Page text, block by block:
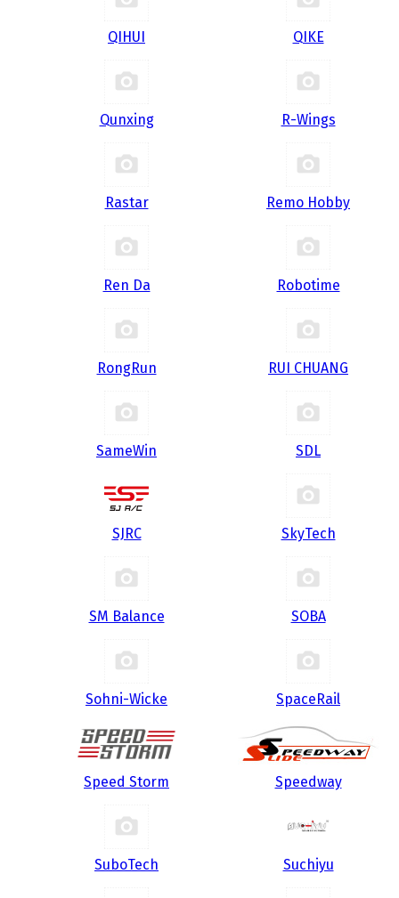
QIHUI QIKE
Qunxing R-Wings
Rastar Remo Hobby
Ren Da Robotime
RongRun RUI CHUANG
SameWin SDL
SJRC SkyTech
SM Balance SOBA
Sohni-Wicke SpaceRail
Speed Storm Speedway
SuboTech Suchiyu